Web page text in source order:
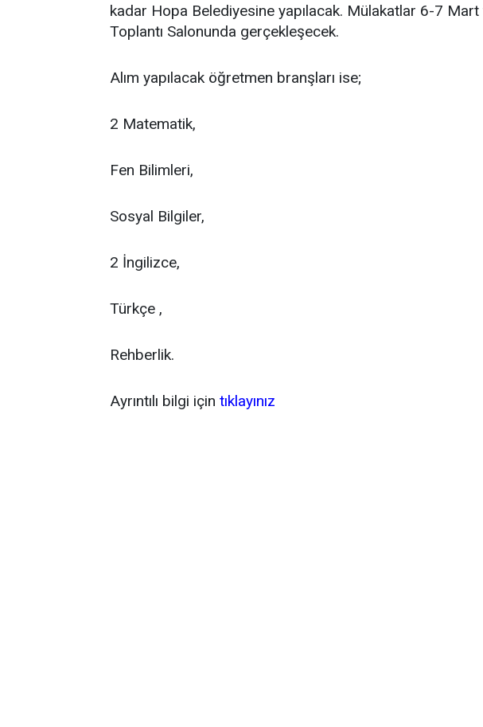
kadar Hopa Belediyesine yapılacak. Mülakatlar 6-7 Mart
Toplantı Salonunda gerçekleşecek.
Alım yapılacak öğretmen branşları ise;
2 Matematik,
Fen Bilimleri,
Sosyal Bilgiler,
2 İngilizce,
Türkçe ,
Rehberlik.
Ayrıntılı bilgi için tıklayınız